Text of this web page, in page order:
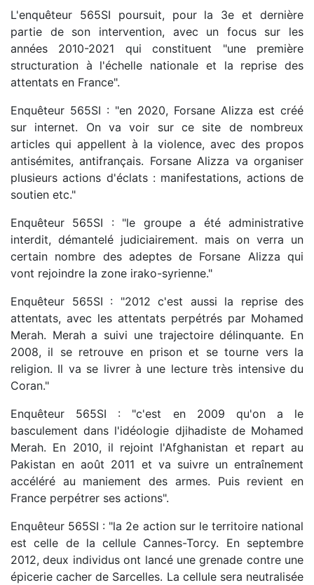
L'enquêteur 565SI poursuit, pour la 3e et dernière
partie de son intervention, avec un focus sur les
années 2010-2021 qui constituent "une première
structuration à l'échelle nationale et la reprise des
attentats en France".
Enquêteur 565SI : "en 2020, Forsane Alizza est créé
sur internet. On va voir sur ce site de nombreux
articles qui appellent à la violence, avec des propos
antisémites, antifrançais. Forsane Alizza va organiser
plusieurs actions d'éclats : manifestations, actions de
soutien etc."
Enquêteur 565SI : "le groupe a été administrative
interdit, démantelé judiciairement. mais on verra un
certain nombre des adeptes de Forsane Alizza qui
vont rejoindre la zone irako-syrienne."
Enquêteur 565SI : "2012 c'est aussi la reprise des
attentats, avec les attentats perpétrés par Mohamed
Merah. Merah a suivi une trajectoire délinquante. En
2008, il se retrouve en prison et se tourne vers la
religion. Il va se livrer à une lecture très intensive du
Coran."
Enquêteur 565SI : "c'est en 2009 qu'on a le
basculement dans l'idéologie djihadiste de Mohamed
Merah. En 2010, il rejoint l'Afghanistan et repart au
Pakistan en août 2011 et va suivre un entraînement
accéléré au maniement des armes. Puis revient en
France perpétrer ses actions".
Enquêteur 565SI : "la 2e action sur le territoire national
est celle de la cellule Cannes-Torcy. En septembre
2012, deux individus ont lancé une grenade contre une
épicerie cacher de Sarcelles. La cellule sera neutralisée